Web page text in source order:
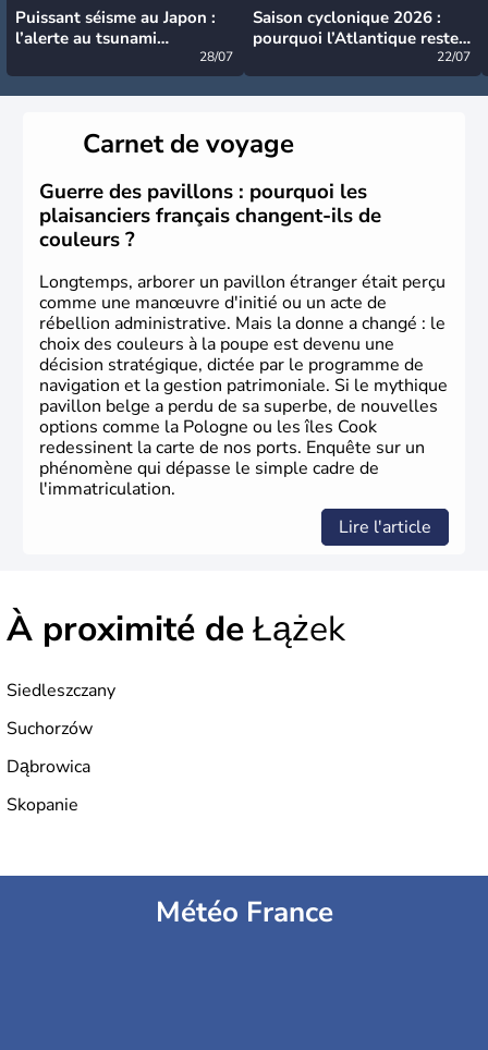
Puissant séisme au Japon :
l’alerte au tsunami
28/07
Saison cyclonique 2026 :
pourquoi l’Atlantique reste
22/07
Carnet de voyage
Guerre des pavillons : pourquoi les
plaisanciers français changent-ils de
couleurs ?
Longtemps, arborer un pavillon étranger était perçu
comme une manœuvre d'initié ou un acte de
rébellion administrative. Mais la donne a changé : le
choix des couleurs à la poupe est devenu une
décision stratégique, dictée par le programme de
navigation et la gestion patrimoniale. Si le mythique
pavillon belge a perdu de sa superbe, de nouvelles
options comme la Pologne ou les îles Cook
redessinent la carte de nos ports. Enquête sur un
phénomène qui dépasse le simple cadre de
l'immatriculation.
Lire l'article
À proximité deŁążek
Siedleszczany
Suchorzów
Dąbrowica
Skopanie
Météo France